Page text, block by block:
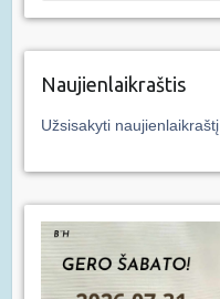
Naujienlaikraštis
Užsisakyti naujienlaikraštį